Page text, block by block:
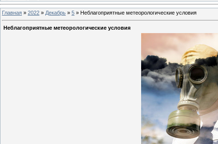
Главная » 2022 » Декабрь » 5 » Неблагоприятные метеорологические условия
Неблагоприятные метеорологические условия